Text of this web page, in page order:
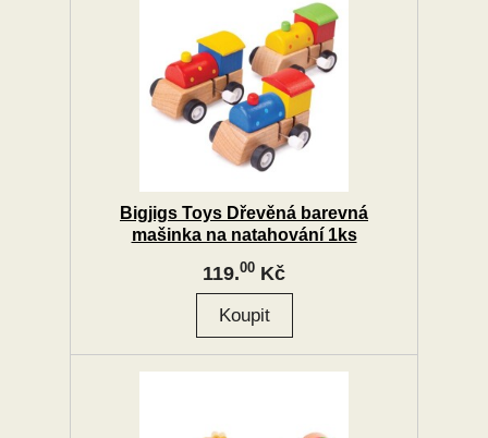
Bigjigs Toys Dřevěná barevná
mašinka na natahování 1ks
119.00 Kč